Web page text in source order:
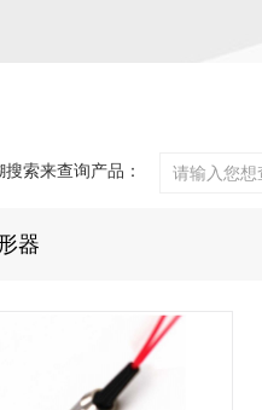
索来查询产品：
器